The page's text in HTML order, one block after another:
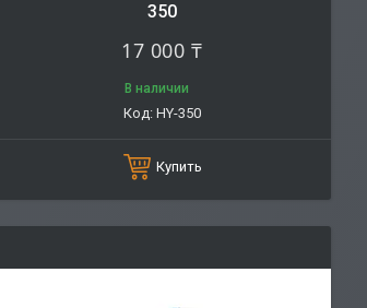
350
17 000 ₸
В наличии
HY-350
Купить